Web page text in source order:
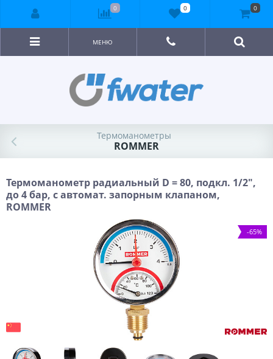
МЕНЮ
Термоманометры
ROMMER
Термоманометр радиальный D = 80, подкл. 1/2",
до 4 бар, с автомат. запорным клапаном,
ROMMER
-65%
0 0 0